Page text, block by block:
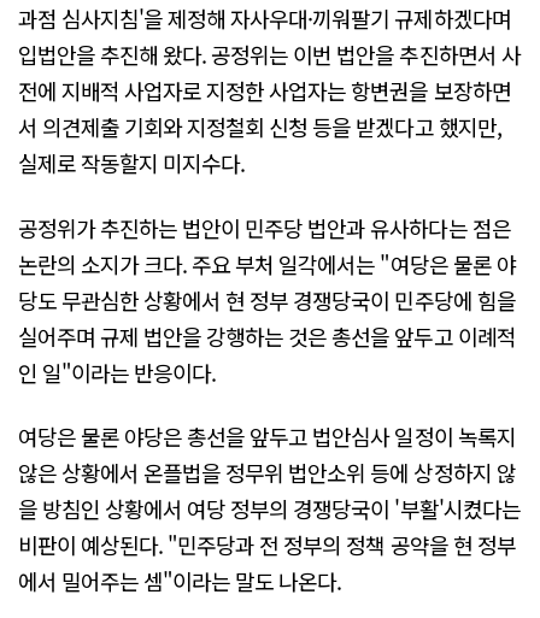
과점 심사지침'을 제정해 자사우대·끼워팔기 규제하겠다며
입법안을 추진해 왔다. 공정위는 이번 법안을 추진하면서 사
전에 지배적 사업자로 지정한 사업자는 항변권을 보장하면
서 의견제출 기회와 지정철회 신청 등을 받겠다고 했지만,
실제로 작동할지 미지수다.
공정위가 추진하는 법안이 민주당 법안과 유사하다는 점은
논란의 소지가 크다. 주요 부처 일각에서는 "여당은 물론 야
당도 무관심한 상황에서 현 정부 경쟁당국이 민주당에 힘을
실어주며 규제 법안을 강행하는 것은 총선을 앞두고 이례적
인 일"이라는 반응이다.
여당은 물론 야당은 총선을 앞두고 법안심사 일정이 녹록지
않은 상황에서 온플법을 정무위 법안소위 등에 상정하지 않
을 방침인 상황에서 여당 정부의 경쟁당국이 '부활'시켰다는
비판이 예상된다. "민주당과 전 정부의 정책 공약을 현 정부
에서 밀어주는 셈"이라는 말도 나온다.